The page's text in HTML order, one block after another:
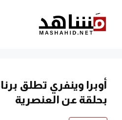
المحتوى
أوبرا وينفري تطلق
بحلقة عن العنصرية